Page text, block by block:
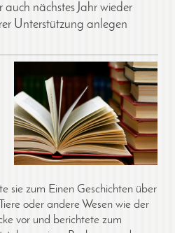
nächstes Jahr wieder
Unterstützung anlegen
sie zum Einen Geschichten über
oder andere Wesen wie der
vor und berichtete zum